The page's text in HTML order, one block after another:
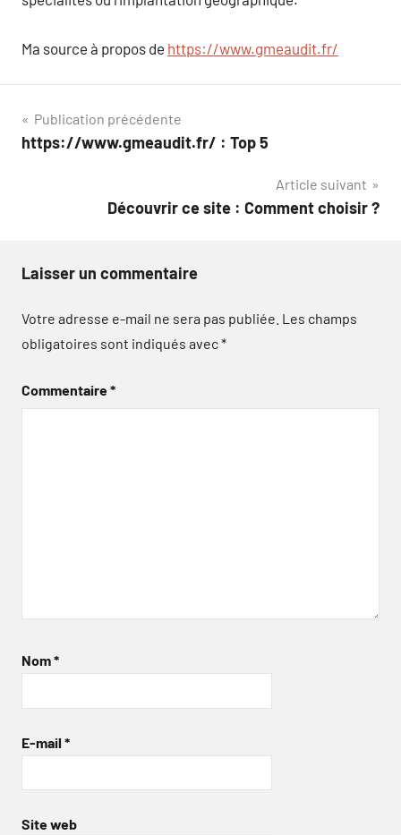
Ma source à propos de https://www.gmeaudit.fr/
Navigation
de
Publication précédente
https://www.gmeaudit.fr/ : Top 5
Article suivant
Découvrir ce site : Comment choisir ?
Laisser un commentaire
Votre adresse e-mail ne sera pas publiée. Les champs
obligatoires sont indiqués avec*
Commentaire*
Nom*
E-mail *
Site web